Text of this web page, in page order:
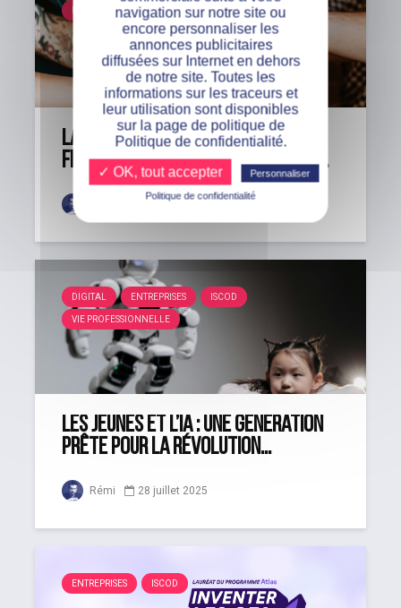
L'ALTERNANCE VIE PROFESSIONNELLE
La formation en alternance : une
filière en faveur de l’égalité des...
4 août 2025
DIGITAL ENTREPRISES ISCOD
VIE PROFESSIONNELLE
Les jeunes et l’IA : une génération
prête pour la révolution...
Rémi 28 juillet 2025
ENTREPRISES ISCOD
navigation sur notre site ou
encore personnaliser les
annonces publicitaires
diffusées sur Internet en dehors
de notre site. Toutes les
informations sur les traceurs et
leur utilisation sont disponibles
sur la page de politique de
Politique de confidentialité.
✓ OK, tout accepter
Personnaliser
Politique de confidentialité